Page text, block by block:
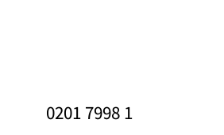
0201 7998 1